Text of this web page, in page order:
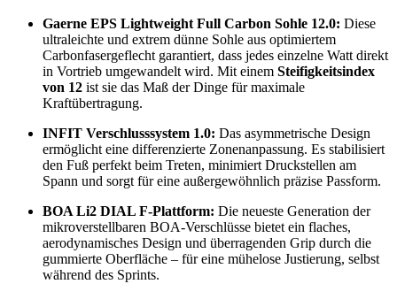
Gaerne EPS Lightweight Full Carbon Sohle 12.0: Diese
ultraleichte und extrem dünne Sohle aus optimiertem
Carbonfasergeflecht garantiert, dass jedes einzelne Watt direkt
in Vortrieb umgewandelt wird. Mit einem Steifigkeitsindex
von 12 ist sie das Maß der Dinge für maximale
Kraftübertragung.
INFIT Verschlusssystem 1.0: Das asymmetrische Design
ermöglicht eine differenzierte Zonenanpassung. Es stabilisiert
den Fuß perfekt beim Treten, minimiert Druckstellen am
Spann und sorgt für eine außergewöhnlich präzise Passform.
BOA Li2 DIAL F-Plattform: Die neueste Generation der
mikroverstellbaren BOA-Verschlüsse bietet ein flaches,
aerodynamisches Design und überragenden Grip durch die
gummierte Oberfläche – für eine mühelose Justierung, selbst
während des Sprints.